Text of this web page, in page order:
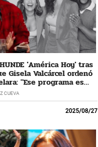
'América Hoy' tras
Gisela Valcárcel ordenó
"Ese programa es
CUEVA
2025/08/27